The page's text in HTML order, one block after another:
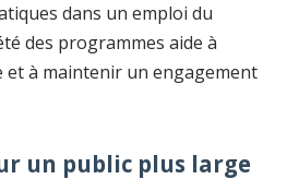
dans un emploi du
des programmes aide à
à maintenir un engagement
un public plus large